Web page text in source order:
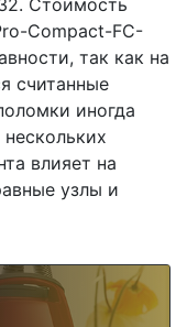
Стоимость
Compact-FC-
так как на
считанные
иногда
влияет на
узлы и